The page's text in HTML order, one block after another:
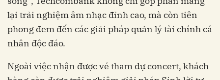
lại trải nghiệm âm nhạc đỉnh cao, mà còn tiên
phong đem đến các giải pháp quản lý tài chính cá
nhân độc đáo.
Ngoài việc nhận được vé tham dự concert, khách